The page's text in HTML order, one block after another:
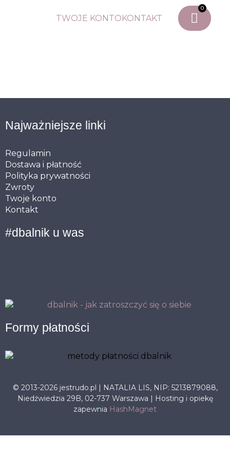
TWOJE KONTOKONTAKT
0
Najważniejsze linki
Regulamin
Dostawa i płatność
Polityka prywatności
Zwroty
Twoje konto
Kontakt
#dbalnik u was
Formy płatności
© 2013-2026 jestrudo.pl | NATALIA LIS, NIP: 5213879088,
Niedźwiedzia 29B, 02-737 Warszawa | Hosting i opiekę
zapewnia HashMagnet